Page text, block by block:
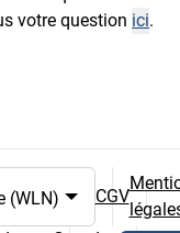
votre question ici.
et du pays
CGV